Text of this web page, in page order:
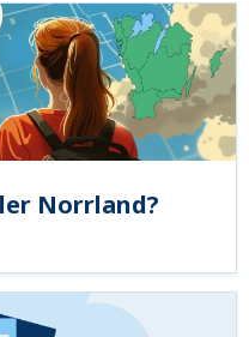
Norrland?